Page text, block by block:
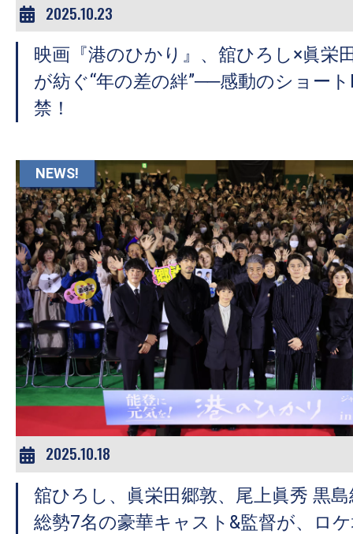
2025.10.23
映画『港のひかり』、舘ひろし×眞栄
が紡ぐ“年の差の絆”──感動のショー
禁！
NEWS!
2025.10.18
舘ひろし、眞栄田郷敦、尾上眞秀 黒
総勢7名の豪華キャスト&監督が、ロ